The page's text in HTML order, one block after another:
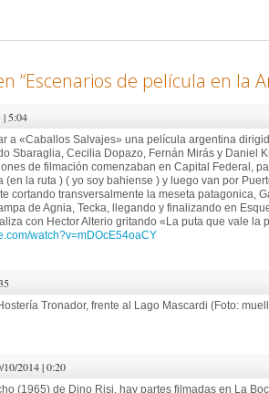
“Escenarios de película en la
5:04
a «Caballos Salvajes» una película argentina
Sbaraglia, Cecilia Dopazo, Fernán Mirás y Daniel
de filmación comenzaban en Capital Federal,
la ruta ) ( yo soy bahiense ) y luego van por
cortando transversalmente la meseta patagonica,
de Agnia, Tecka, llegando y finalizando en
con Hector Alterio gritando «La puta que vale la
watch?v=mDOcE54oaCY
Tronador, frente al Lago Mascardi (Foto:
2014 | 0:20
(1965) de Dino Risi, hay partes filmadas en La